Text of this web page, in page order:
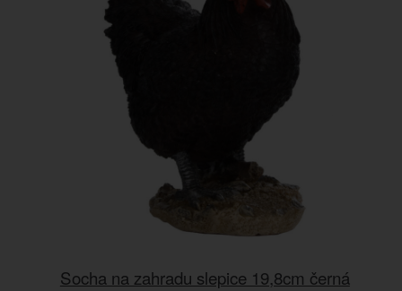
Socha na zahradu slepice 19,8cm černá